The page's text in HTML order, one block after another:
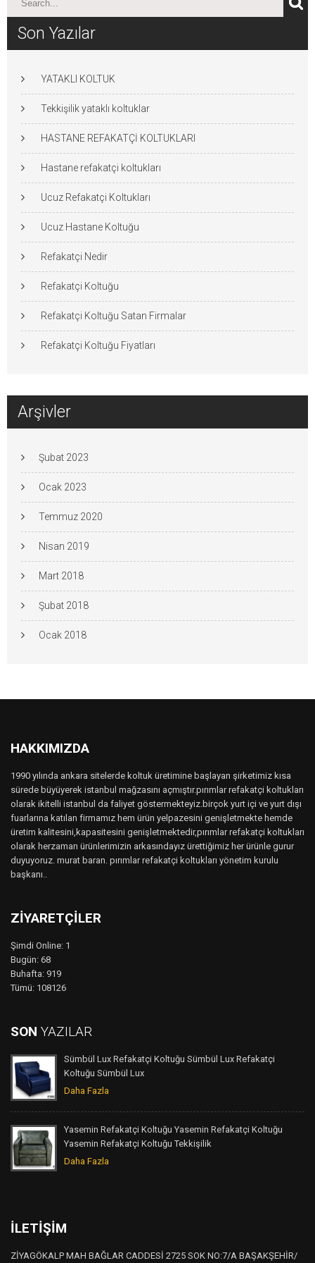
Son Yazılar
YATAKLI KOLTUK
Tekkişilik yataklı koltuklar
HASTANE REFAKATÇİ KOLTUKLARI
Hastane refakatçi koltukları
Ucuz Refakatçi Koltukları
Ucuz Hastane Koltuğu
Refakatçi Nedir
Refakatçi Koltuğu
Refakatçi Koltuğu Satan Firmalar
Refakatçi Koltuğu Fiyatları
Arşivler
Şubat 2023
Ocak 2023
Temmuz 2020
Nisan 2019
Mart 2018
Şubat 2018
Ocak 2018
HAKKIMIZDA
1990 yılında ankara sitelerde koltuk üretimine başlayan şirketimiz kısa
sürede büyüyerek istanbul mağzasını açmıştır.pırımlar refakatçi koltukları
olarak ikitelli istanbul da faliyet göstermekteyiz.birçok yurt içi ve yurt dışı
fuarlarına katılan firmamız hem ürün yelpazesini genişletmekte hemde
üretim kalitesini,kapasitesini genişletmektedir,pırımlar refakatçi koltukları
olarak herzaman ürünlerimizin arkasındayız ürettiğimiz her ürünle gurur
duyuyoruz. murat baran. pırımlar refakatçi koltukları yönetim kurulu
başkanı..
ZIYARETÇILER
Şimdi Online: 1
Bugün: 68
Buhafta: 919
Tümü: 108126
SON YAZILAR
Sümbül Lux Refakatçi Koltuğu Sümbül Lux Refakatçi
Koltuğu Sümbül Lux
Daha Fazla
Yasemin Refakatçi Koltuğu Yasemin Refakatçi Koltuğu
Yasemin Refakatçi Koltuğu Tekkişilik
Daha Fazla
İLETIŞIM
ZİYAGÖKALP MAH BAĞLAR CADDESİ 2725 SOK NO:7/A BAŞAKŞEHİR/